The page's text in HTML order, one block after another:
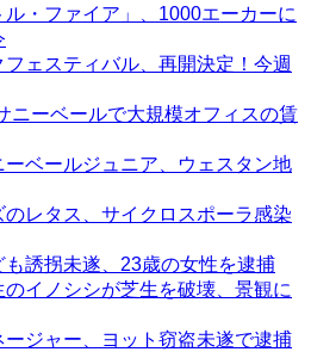
・ファイア」、1000エーカーに
ェスティバル、再開決定！今週
ニーベールで大規模オフィスの賃
ーベールジュニア、ウェスタン地
レタス、サイクロスポーラ感染
誘拐未遂、23歳の女性を逮捕
イノシシが芝生を破壊、景観に
ジャー、ヨット窃盗未遂で逮捕